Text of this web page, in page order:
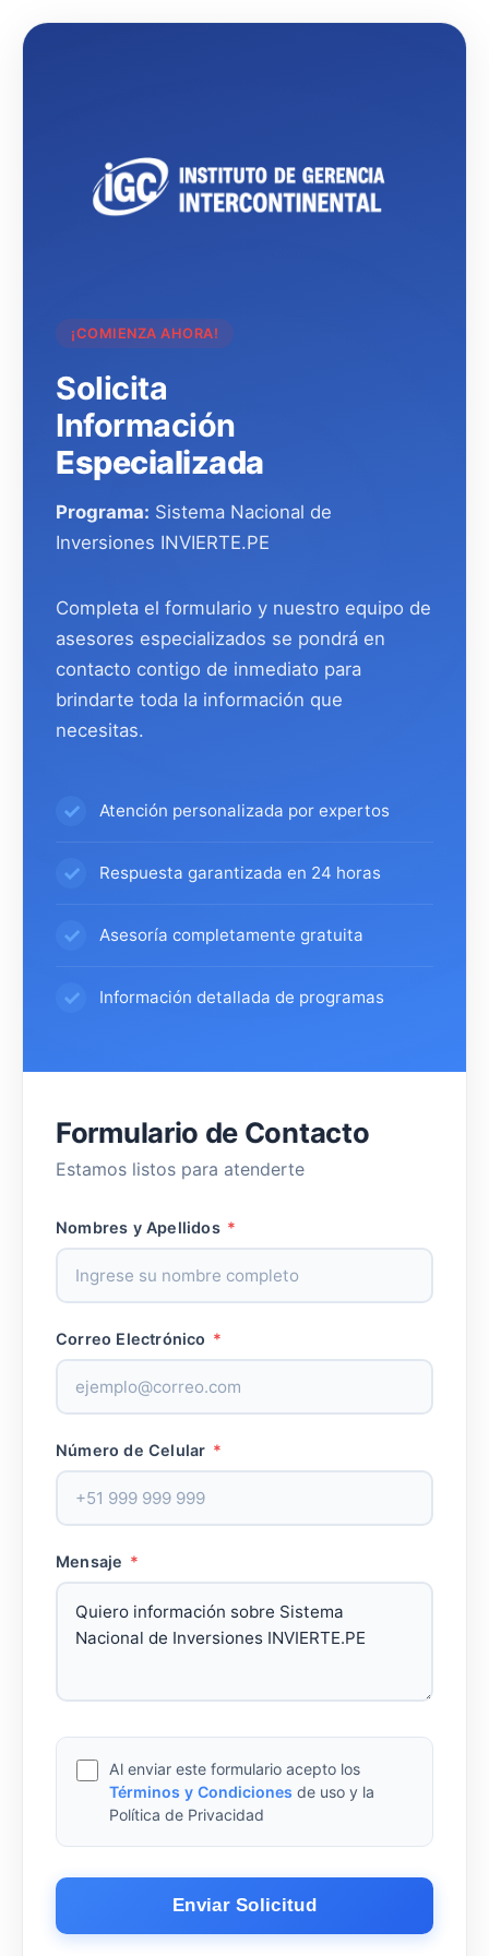
¡COMIENZA AHORA!
Solicita
Información
Especializada
Programa: Sistema Nacional de
Inversiones INVIERTE.PE
Completa el formulario y nuestro equipo de
asesores especializados se pondrá en
contacto contigo de inmediato para
brindarte toda la información que
necesitas.
Atención personalizada por expertos
Respuesta garantizada en 24 horas
Asesoría completamente gratuita
Información detallada de programas
Formulario de Contacto
Estamos listos para atenderte
Nombres y Apellidos *
Correo Electrónico *
Número de Celular *
Mensaje *
Al enviar este formulario acepto los
Términos y Condiciones de uso y la
Política de Privacidad
Enviar Solicitud